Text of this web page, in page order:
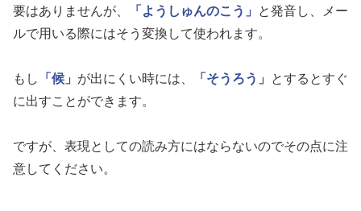
要はありませんが、
「ようしゅんのこう」
と発音し、メー
ルで用いる際にはそう変換して使われます。
もし 「候」 が出にくい時には、 「そうろう」
とするとすぐ
に出すことができます。
ですが、表現としての読み方にはならないのでその点に注
意してください。